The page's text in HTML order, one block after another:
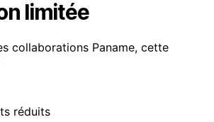
limitée
collaborations Paname, cette
réduits